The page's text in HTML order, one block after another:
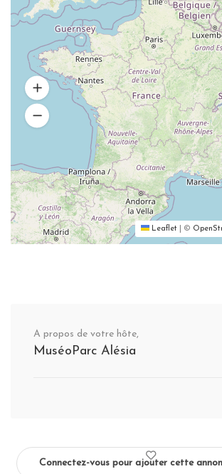
Leaflet ©
A propos de votre hôte,
MuséoParc Alésia
Connectez-vous pour ajouter cette